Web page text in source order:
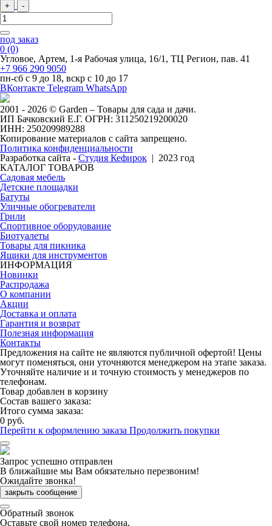
+ -
под заказ
0 (0)
Угловое, Артем, ​1-я Рабочая улица, 16/1, ТЦ Регион, пав. 41
+7 966 290 9050
пн-сб с 9 до 18, вскр с 10 до 17
ВКонтакте Telegram WhatsApp
2001 - 2026 © Garden – Товары для сада и дачи.
ИП Бачковский Е.Г. ОГРН: 311250219200020
ИНН: 250209989288
Копирование материалов с сайта запрещено.
Политика конфиденциальности
Разработка сайта - Студия Кефирок | 2023 год
КАТАЛОГ ТОВАРОВ
Садовая мебель
Детские площадки
Батуты
Уличные обогреватели
Грили
Спортивное оборудование
Биотуалеты
Товары для пикника
Ящики для инструментов
ИНФОРМАЦИЯ
Новинки
Распродажа
О компании
Акции
Доставка и оплата
Гарантия и возврат
Полезная информация
Контакты
Предложения на сайте не являются публичной офертой! Цены
могут поменяться, они уточняются менеджером на этапе заказа.
Уточняйте наличие и и точную стоимость у менеджеров по
телефонам.
Товар добавлен в корзину
Состав вашего заказа:
Итого сумма заказа:
0 руб.
Перейти к оформлению заказа Продолжить покупки
Запрос успешно отправлен
В ближайшие мы Вам обязательно перезвоним!
Ожидайте звонка!
закрыть сообщение
Обратный звонок
Оставьте свой номер телефона,